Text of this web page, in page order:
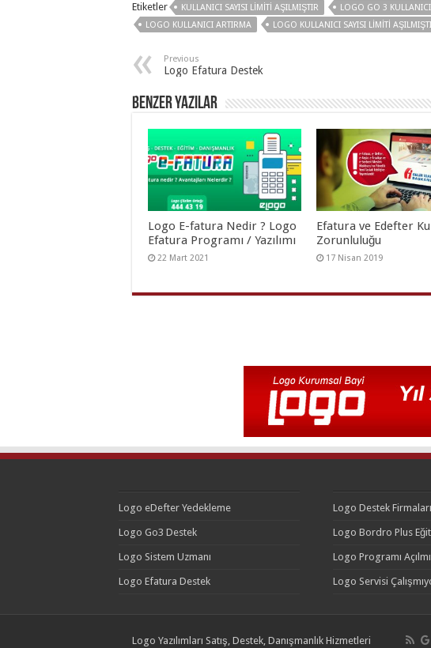
Etiketler KULLANICI SAYISI LIMITI AŞILMIŞTIR
LOGO GO 3
LOGO KULLANICI ARTIRMA
LOGO KULLANICI SAYISI LIMITI
Previous
Logo Efatura Destek
Benzer Yazılar
Logo E-fatura Nedir ? Logo
Efatura Programı / Yazılımı
22 Mart 2021
Efatura ve Edefter
Zorunluluğu
17 Nisan 2019
Logo eDefter Yedekleme
Logo Go3 Destek
Logo Sistem Uzmanı
Logo Efatura Destek
Logo Destek Firmaları
Logo Bordro Plus
Logo Programı
Logo Servisi
Logo Yazılımları Satış, Destek, Danışmanlık Hizmetleri